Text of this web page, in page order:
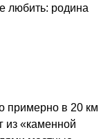
любить: родина
примерно в 20 км
из «каменной